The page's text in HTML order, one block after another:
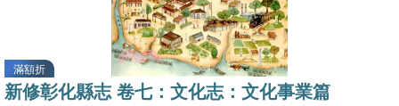
滿額折
新修彰化縣志 卷七：文化志：文化事業篇